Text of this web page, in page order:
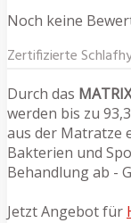
Noch keine
Zertifizierte
Durch das
werden bis zu
aus der Matratze
Bakterien und
Behandlung ab -
Jetzt Angebot für